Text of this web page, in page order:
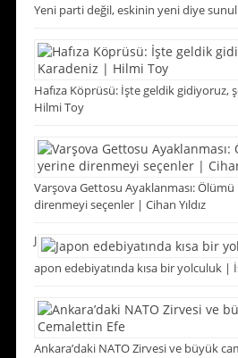
Yeni parti değil, eskinin yeni diye
Hafıza Köprüsü: İşte geldik gidiyoruz,
Hilmi Toy
Varşova Gettosu Ayaklanması:
direnmeyi seçenler | Cihan Yıldız
J
apon edebiyatında kısa bir yolculuk |
Ankara’daki NATO Zirvesi ve büyük